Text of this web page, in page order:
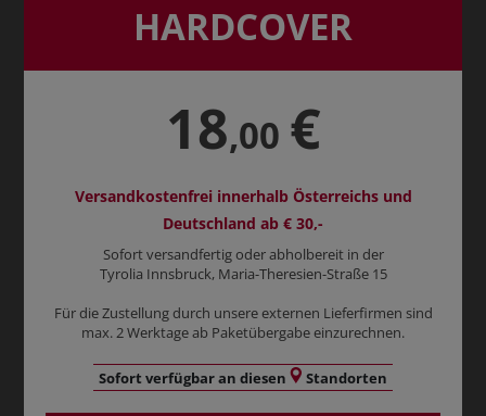
HARDCOVER
18,00 €
Versandkostenfrei innerhalb Österreichs und
Deutschland ab € 30,-
Sofort versandfertig oder abholbereit in der
Tyrolia Innsbruck, Maria-Theresien-Straße 15
Für die Zustellung durch unsere externen Lieferfirmen sind
max. 2 Werktage ab Paketübergabe einzurechnen.
Sofort verfügbar an diesen Standorten